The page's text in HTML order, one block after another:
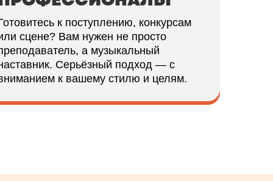
к поступлению, конкурсам
сцене? Вам нужен не просто
а музыкальный
Серьёзный подход — с
к вашему стилю и целям.